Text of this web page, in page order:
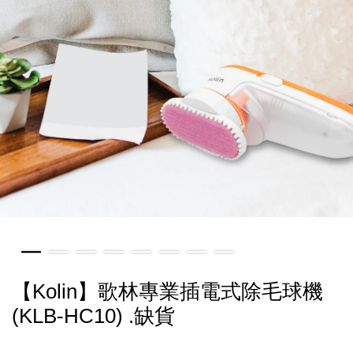
【Kolin】歌林專業插電式除毛球機
(KLB-HC10) .缺貨